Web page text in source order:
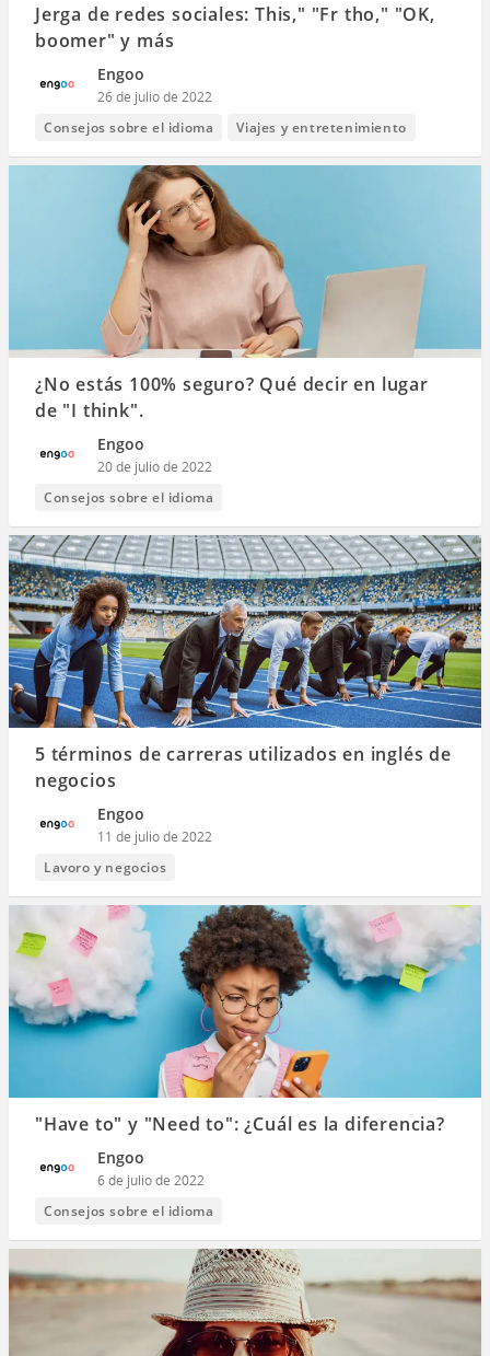
Jerga de redes sociales: This," "Fr tho," "OK,
boomer" y más
Engoo
26 de julio de 2022
Consejos sobre el idioma
Viajes y entretenimiento
¿No estás 100% seguro? Qué decir en lugar
de "I think".
Engoo
20 de julio de 2022
Consejos sobre el idioma
5 términos de carreras utilizados en inglés de
negocios
Engoo
11 de julio de 2022
Lavoro y negocios
"Have to" y "Need to": ¿Cuál es la diferencia?
Engoo
6 de julio de 2022
Consejos sobre el idioma